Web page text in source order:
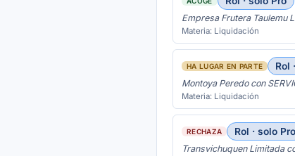
Empresa Frutera Taulemu
Materia: Liquidación
HA LUGAR EN PARTE Rol
Montoya Peredo con
Materia: Liquidación
RECHAZA Rol · solo Pro
Transvichuquen Limitada